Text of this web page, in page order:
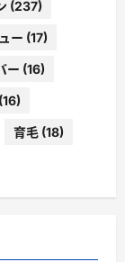
(237)
ー (17)
ー (16)
(16)
育毛 (18)